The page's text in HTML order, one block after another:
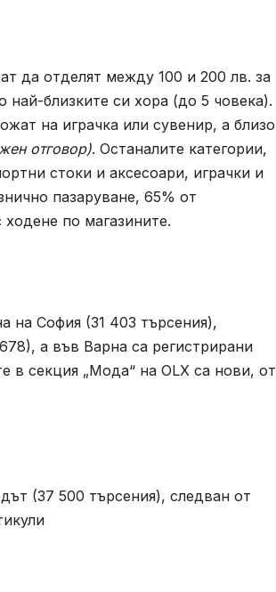
да отделят между 100 и 200 лв. за
близките си хора (до 5 човека).
на играчка или сувенир, а близо
отговор). Останалите категории,
стоки и аксесоари, играчки и
пазаруване, 65% от
по магазините.
на София (31 403 търсения),
а във Варна са регистрирани
в секция „Мода“ на OLX са нови, от
(37 500 търсения), следван от